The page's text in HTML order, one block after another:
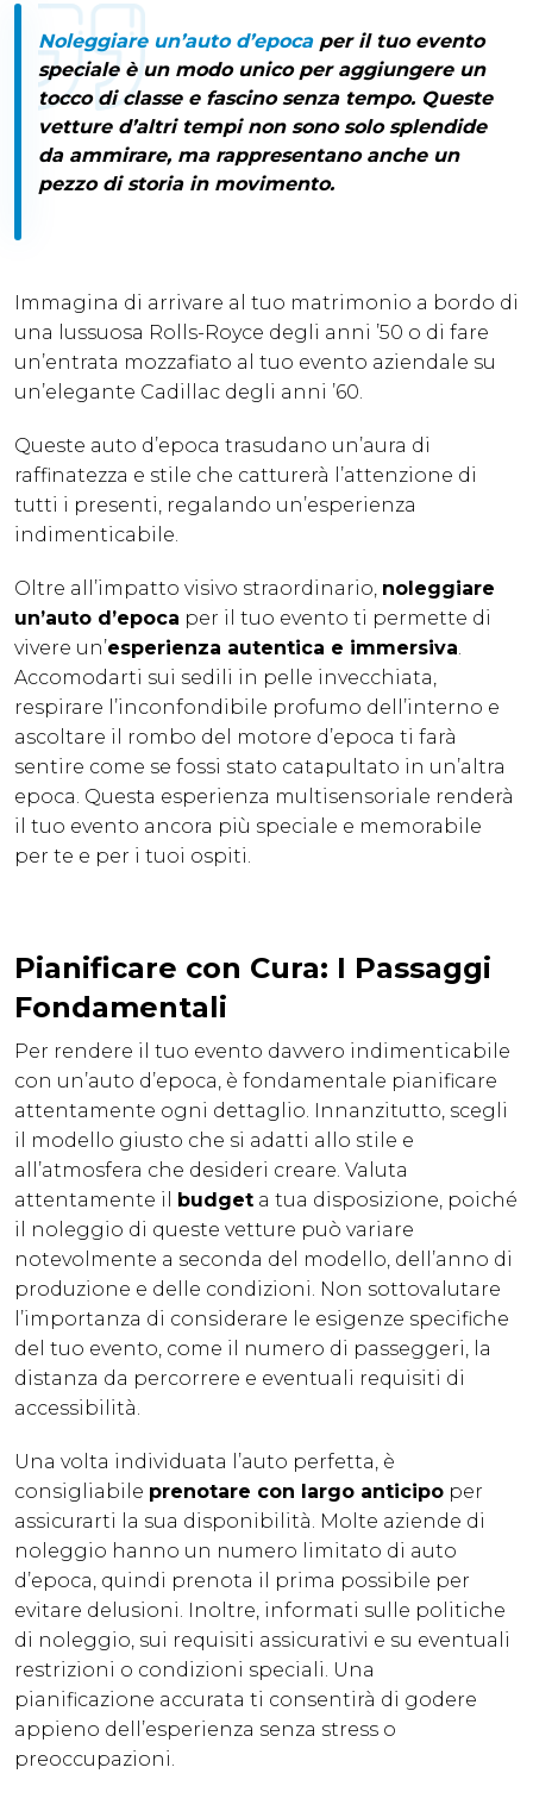
Noleggiare un’auto d’epoca per il tuo evento
specialeè un modo unico per aggiungere un
tocco diclasse e fascino senza tempo. Queste
vetture d’altri tempi non sono solo splendide
da ammirare, ma rappresentano anche un
pezzo di storia in movimento.
Immagina di arrivare al tuo matrimonio a bordo di
una lussuosa Rolls-Royce degli anni ’50 o di fare
un’entrata mozzafiato al tuo evento aziendale su
un’elegante Cadillac degli anni ’60.
Queste auto d’epoca trasudano un’aura di
raffinatezza e stile che catturerà l’attenzione di
tutti i presenti, regalando un’esperienza
indimenticabile.
Oltre all’impatto visivo straordinario, noleggiare
un’auto d’epoca per il tuo evento ti permette di
vivere un’esperienza autentica e immersiva.
Accomodarti sui sedili in pelle invecchiata,
respirare l’inconfondibile profumo dell’interno e
ascoltare il rombo del motore d’epoca ti farà
sentire come se fossi stato catapultato in un’altra
epoca. Questa esperienza multisensoriale renderà
il tuo evento ancora più speciale e memorabile
per te e per i tuoi ospiti.
Pianificare con Cura: I Passaggi
Fondamentali
Per rendere il tuo evento davvero indimenticabile
con un’auto d’epoca, è fondamentale pianificare
attentamente ogni dettaglio. Innanzitutto, scegli
il modello giusto che si adatti allo stile e
all’atmosfera che desideri creare. Valuta
attentamente il
budget a tua disposizione, poiché
il noleggio di queste vetture può variare
notevolmente a seconda del modello, dell’anno di
produzione e delle condizioni. Non sottovalutare
l’importanza di considerare le esigenze specifiche
del tuo evento, come il numero di passeggeri, la
distanza da percorrere e eventuali requisiti di
accessibilità.
Una volta individuata l’auto perfetta, è
consigliabile prenotare con largo anticipo per
assicurarti la sua disponibilità. Molte aziende di
noleggio hanno un numero limitato di auto
d’epoca, quindi prenota il prima possibile per
evitare delusioni. Inoltre, informati sulle politiche
di noleggio, sui requisiti assicurativi e su eventuali
restrizioni o condizioni speciali. Una
pianificazione accurata ti consentirà di godere
appieno dell’esperienza senza stress o
preoccupazioni.